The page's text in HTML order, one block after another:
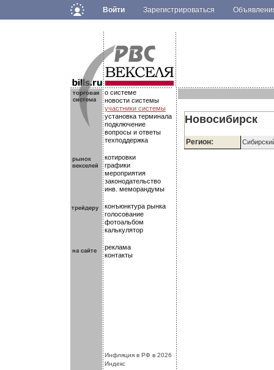
Войти Зарегистрироваться
.
.о системе
новости системы
участники системы
установка терминала
подключение
вопросы и ответы
техподдержка
котировки
графики
мероприятия
законодательство
инв. меморандумы
конъюнктура рынка
голосование
фотоальбом
калькулятор
реклама
контакты
.
Новосибирск
Регион:
.Инфляция в РФ в 2026
Индекс
.